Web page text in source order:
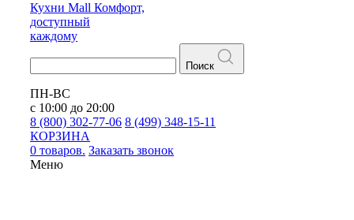
Кухни Mall Комфорт,
доступный
каждому
Поиск
ПН-ВС
с 10:00 до 20:00
8 (800) 302-77-06 8 (499) 348-15-11
КОРЗИНА
0 товаров. Заказать звонок
Меню